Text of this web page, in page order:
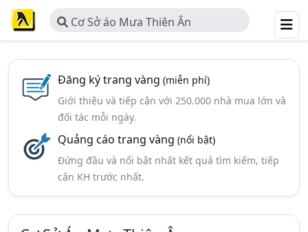
Cơ Sở áo Mưa Thiên Ân
Đăng ký trang vàng (miễn phí)
Giới thiệu và tiếp cận với 250.000 nhà mua lớn và
đối tác mỗi ngày.
Quảng cáo trang vàng (nổi bật)
Đứng đầu và nổi bật nhất kết quả tìm kiếm, tiếp
cận KH trước nhất.